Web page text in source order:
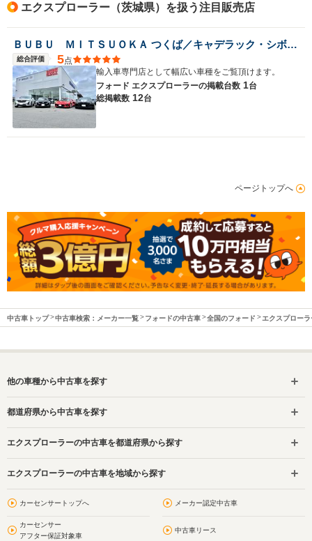
エクスプローラー（茨城県）を扱う注目販売店
ＢＵＢＵ ＭＩＴＳＵＯＫＡ つくば／キャデラック・シボレーつくばサービスセンター
総合評価 5点
輸入車専門店として幅広い車種をご覧頂けます。
フォード エクスプローラーの掲載台数 1台
総掲載数 12台
ページトップへ
中古車トップ 中古車検索：メーカー一覧 フォードの中古車 全国のフォード エクスプロー
他の車種から中古車を探す
都道府県から中古車を探す
エクスプローラーの中古車を都道府県から探す
エクスプローラーの中古車を地域から探す
カーセンサートップへ メーカー認定中古車
カーセンサー
アフター保証対象車
中古車リース